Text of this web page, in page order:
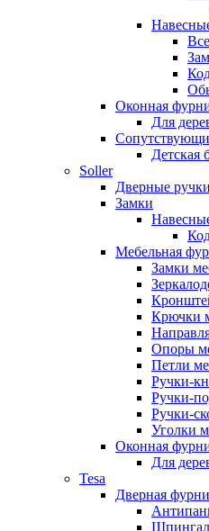
Оконная
Для
Детская
Soller
Дверные ручки
Замки
Мебельная
Замки
Крючки
Опоры
Петли
Ручки-
Ручки-
Ручки-
Уголки
Оконная
Для
Tesa
Дверная